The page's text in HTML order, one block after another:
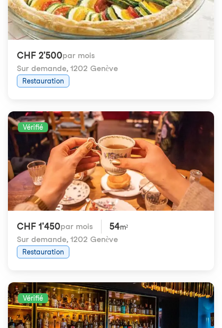
CHF 2'500par mois
Sur demande, 1202 Genève
Restauration
Vérifié
CHF 1'450par mois 54m²
Sur demande, 1202 Genève
Restauration
Vérifié